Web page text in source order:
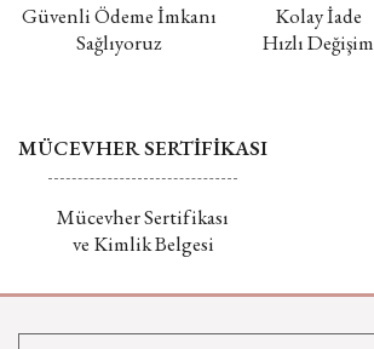
Güvenli Ödeme İmkanı
Sağlıyoruz
Kolay İade
Hızlı Değişim
MÜCEVHER SERTİFİKASI
Mücevher Sertifikası
ve Kimlik Belgesi